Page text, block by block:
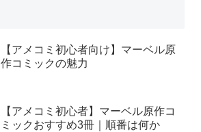
【アメコミ初心者向け】マーベル原
作コミックの魅力
【アメコミ初心者】マーベル原作コ
ミックおすすめ3冊｜順番は何か